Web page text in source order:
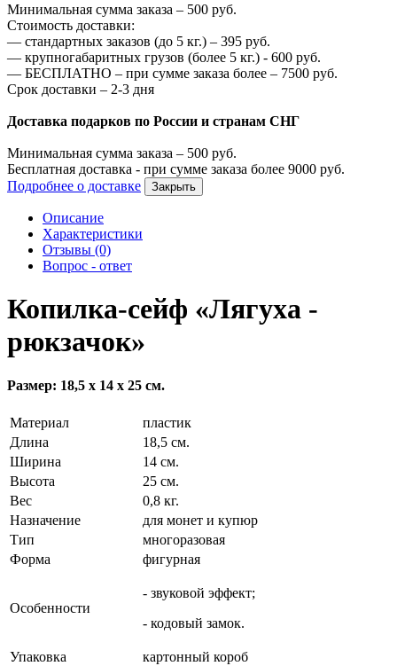
Минимальная сумма заказа – 500 руб.
Стоимость доставки:
— стандартных заказов (до 5 кг.) – 395 руб.
— крупногабаритных грузов (более 5 кг.) - 600 руб.
— БЕСПЛАТНО – при сумме заказа более – 7500 руб.
Срок доставки – 2-3 дня
Доставка подарков по России и странам СНГ
Минимальная сумма заказа – 500 руб.
Бесплатная доставка - при сумме заказа более 9000 руб.
Подробнее о доставке
Закрыть
Описание
Характеристики
Отзывы (0)
Вопрос - ответ
Копилка-сейф «Лягуха -
рюкзачок»
Размер: 18,5 х 14 х 25 см.
Материал
пластик
Длина
18,5 см.
Ширина
14 см.
Высота
25 см.
Вес
0,8 кг.
Назначение
для монет и купюр
Тип
многоразовая
Форма
фигурная
Особенности
- звуковой эффект;
- кодовый замок.
Упаковка
картонный короб